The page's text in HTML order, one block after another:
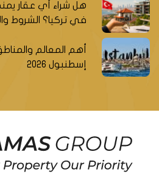
هل شراء أي عقار
في تركيا؟ الشروط
أهم المعالم
إسطنبول 2026